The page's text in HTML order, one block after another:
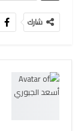
شارك